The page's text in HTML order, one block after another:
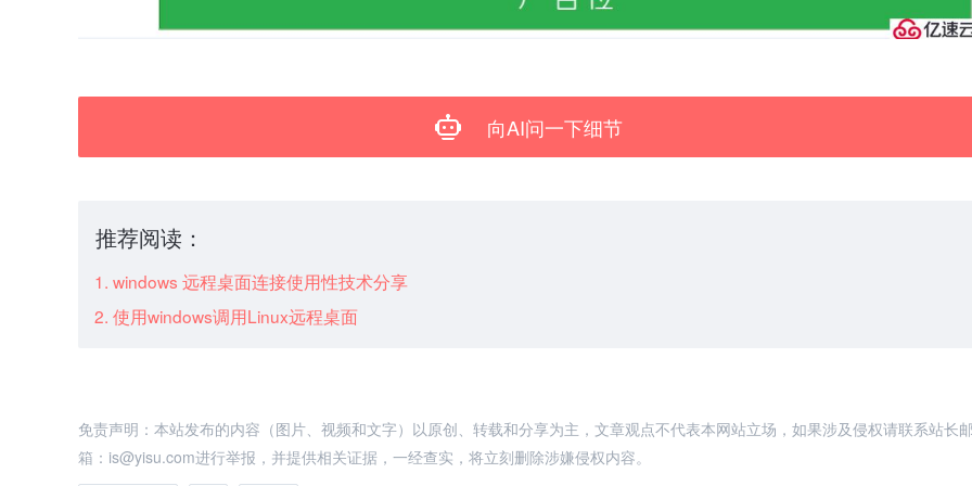
向AI问一下细节
推荐阅读：
windows 远程桌面连接使用性技术分享
使用windows调用Linux远程桌面
免责声明：本站发布的内容（图片、视频和文字）以原创、转载和分享为主，文章观点不代表本网站立场，如果涉及侵权请联系站长
箱：is@yisu.com进行举报，并提供相关证据，一经查实，将立刻删除涉嫌侵权内容。